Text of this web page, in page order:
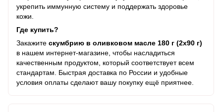
укрепить иммунную систему и поддержать здоровье
кожи.
Где купить?
Закажите скумбрию в оливковом масле 180 г (2х90 г)
в нашем интернет-магазине, чтобы насладиться
качественным продуктом, который соответствует всем
стандартам. Быстрая доставка по России и удобные
условия оплаты сделают вашу покупку ещё приятнее.